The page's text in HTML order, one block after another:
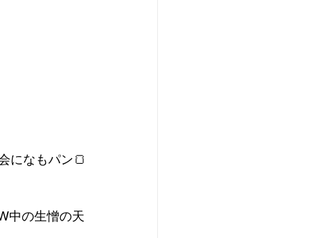
になもパン🍞
中の生憎の天